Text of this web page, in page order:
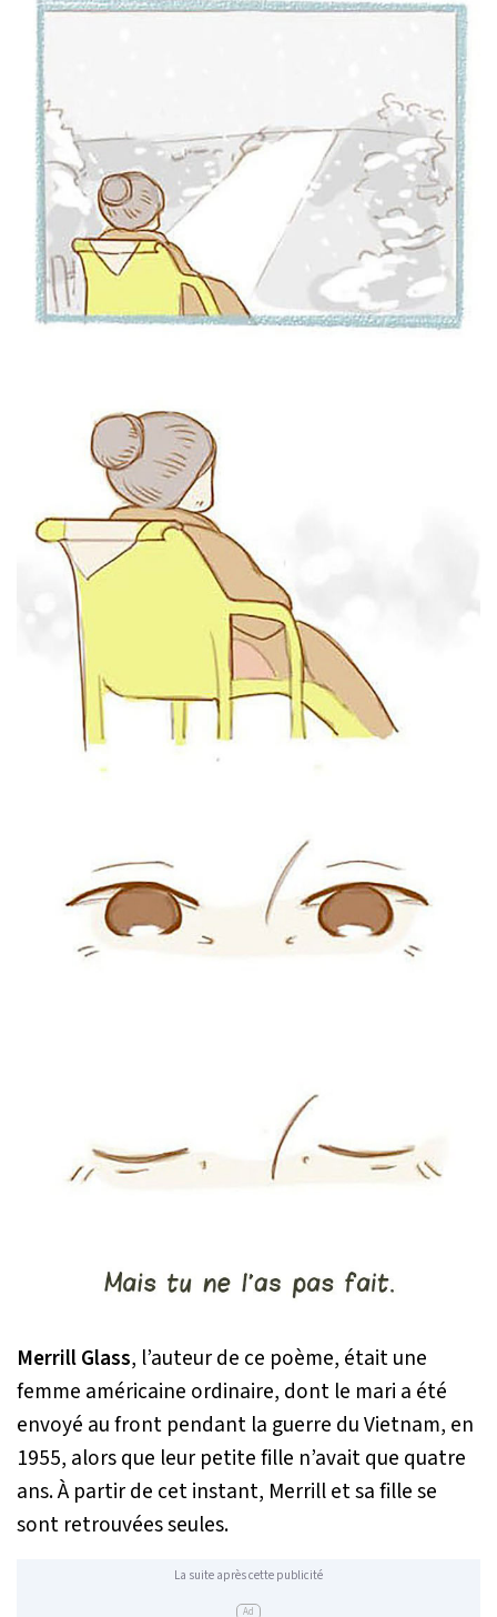
Merrill Glass, l’auteur de ce poème, était une
femme américaine ordinaire, dont le mari a été
envoyé au front pendant la guerre du Vietnam, en
1955, alors que leur petite fille n’avait que quatre
ans. À partir de cet instant, Merrill et sa fille se
sont retrouvées seules.
La suite après cette publicité
Ad